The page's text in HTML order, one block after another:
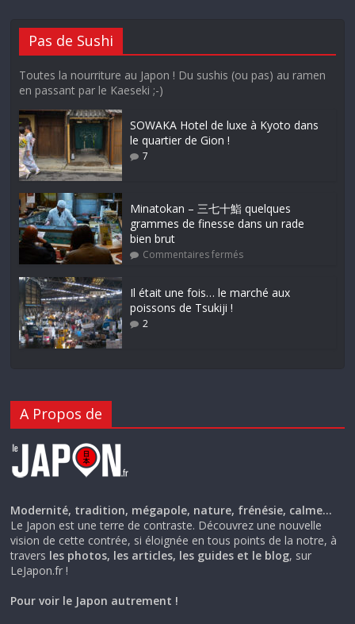
Pas de Sushi
Toutes la nourriture au Japon ! Du sushis (ou pas) au ramen
en passant par le Kaeseki ;-)
SOWAKA Hotel de luxe à Kyoto dans
le quartier de Gion !
7
Minatokan – 三七十鮨 quelques
grammes de finesse dans un rade
bien brut
Commentaires fermés
Il était une fois… le marché aux
poissons de Tsukiji !
2
A Propos de
Modernité, tradition, mégapole, nature, frénésie, calme…
Le Japon est une terre de contraste. Découvrez une nouvelle
vision de cette contrée, si éloignée en tous points de la notre, à
travers les photos, les articles, les guides et le blog, sur
LeJapon.fr !
Pour voir le Japon autrement !